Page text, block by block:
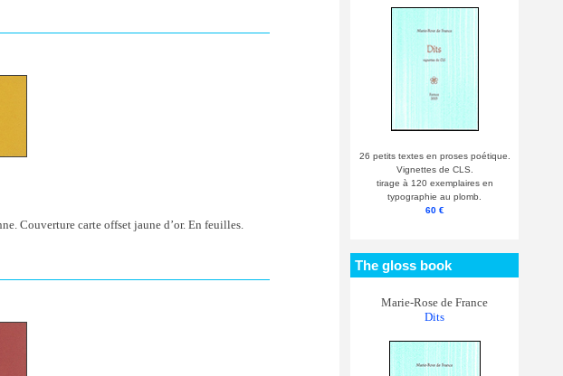
Couverture carte offset jaune d’or. En feuilles.
26 petits textes en proses poétique.
Vignettes de CLS.
tirage à 120 exemplaires en
typographie au plomb.
60 €
The gloss book
Marie-Rose de France
Dits